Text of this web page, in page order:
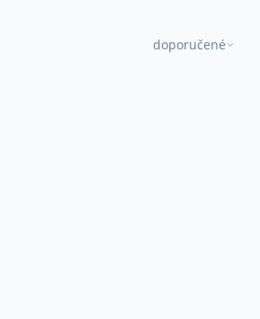
doporučené